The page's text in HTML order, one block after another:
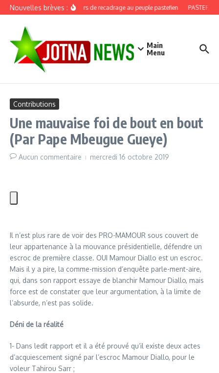
Aller au contenu
Nouvelles brèves :Discours de recadrage au peuple pastefien PASTEF,
Main
Menu
Contributions
Une mauvaise foi de bout en bout
(Par Pape Mbeugue Gueye)
Aucun commentaire mercredi 16 octobre 2019
Il n’est plus rare de voir des PRO-MAMOUR sous couvert de
leur appartenance à la mouvance présidentielle, défendre un
escroc de première classe. OUI Mamour Diallo est un escroc.
Mais il y a pire, la comme-mission d’enquête parle-ment-aire,
qui, dans son rapport essaye de blanchir Mamour Diallo, mais
force est de constater que leur argumentation, à la limite de
l’absurde, n’est pas solide.
Déni de la réalité
1- Dans ledit rapport et il a été prouvé qu’il existe deux actes
d’acquiescement signé par l’escroc Mamour Diallo, pour le
voleur Tahirou Sarr ;